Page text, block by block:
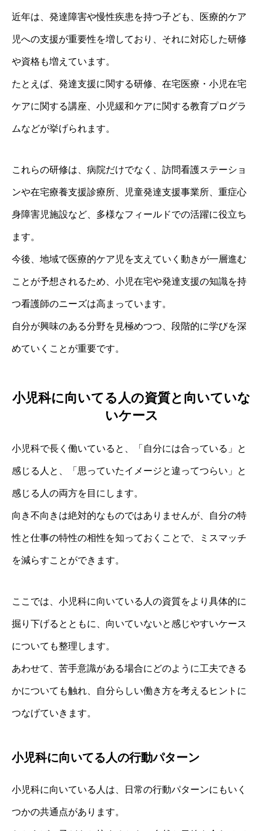
近年は、発達障害や慢性疾患を持つ子ども、医療的ケア
児への支援が重要性を増しており、それに対応した研修
や資格も増えています。
たとえば、発達支援に関する研修、在宅医療・小児在宅
ケアに関する講座、小児緩和ケアに関する教育プログラ
ムなどが挙げられます。
これらの研修は、病院だけでなく、訪問看護ステーショ
ンや在宅療養支援診療所、児童発達支援事業所、重症心
身障害児施設など、多様なフィールドでの活躍に役立ち
ます。
今後、地域で医療的ケア児を支えていく動きが一層進む
ことが予想されるため、小児在宅や発達支援の知識を持
つ看護師のニーズは高まっています。
自分が興味のある分野を見極めつつ、段階的に学びを深
めていくことが重要です。
小児科に向いてる人の資質と向いていな
いケース
小児科で長く働いていると、「自分には合っている」と
感じる人と、「思っていたイメージと違ってつらい」と
感じる人の両方を目にします。
向き不向きは絶対的なものではありませんが、自分の特
性と仕事の特性の相性を知っておくことで、ミスマッチ
を減らすことができます。
ここでは、小児科に向いている人の資質をより具体的に
掘り下げるとともに、向いていないと感じやすいケース
についても整理します。
あわせて、苦手意識がある場合にどのように工夫できる
かについても触れ、自分らしい働き方を考えるヒントに
つなげていきます。
小児科に向いてる人の行動パターン
小児科に向いている人は、日常の行動パターンにもいく
つかの共通点があります。